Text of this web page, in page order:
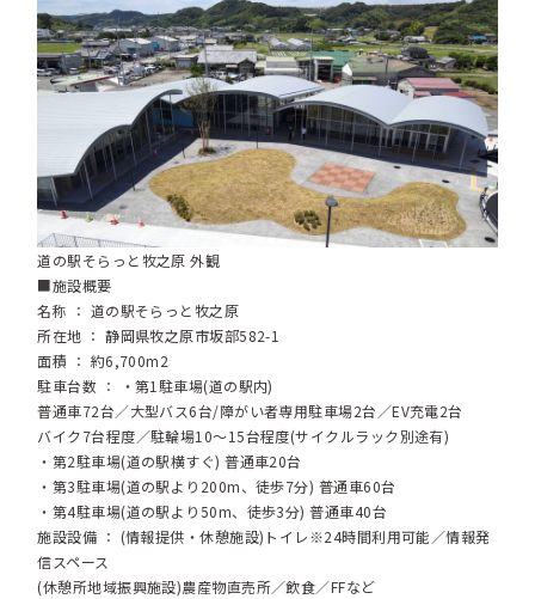
道の駅そらっと牧之原 外観
■施設概要
名称 ： 道の駅そらっと牧之原
所在地 ： 静岡県牧之原市坂部582-1
面積 ： 約6,700m2
駐車台数 ： ・第1駐車場(道の駅内)
普通車72台／大型バス6台/障がい者専用駐車場2台／EV充電2台
バイク7台程度／駐輪場10～15台程度(サイクルラック別途有)
・第2駐車場(道の駅横すぐ) 普通車20台
・第3駐車場(道の駅より200m、徒歩7分) 普通車60台
・第4駐車場(道の駅より50m、徒歩3分) 普通車40台
施設設備 ： (情報提供・休憩施設)トイレ※24時間利用可能／情報発
信スペース
(休憩所地域振興施設)農産物直売所／飲食／FFなど